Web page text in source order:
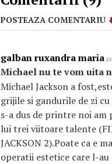
POSTEAZA COMENTARIU
galban ruxandra maria
Michael nu te vom uita
Michael Jackson a
grijile si gandurile de zi
s-a dus de printre noi am
lui trei viitoare talente
JACKSON 2).Poate ca e
operatii estetice care l-au